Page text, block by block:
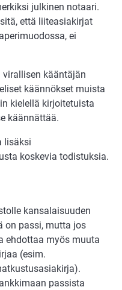
julkinen notaari.
että liiteasiakirjat
ei
virallisen kääntäjän
käännökset muista
kielellä kirjoitetuista
käännättää.
lisäksi
koskevia todistuksia.
kansalaisuuden
on passi, mutta jos
ehdottaa myös muuta
(esim.
passista